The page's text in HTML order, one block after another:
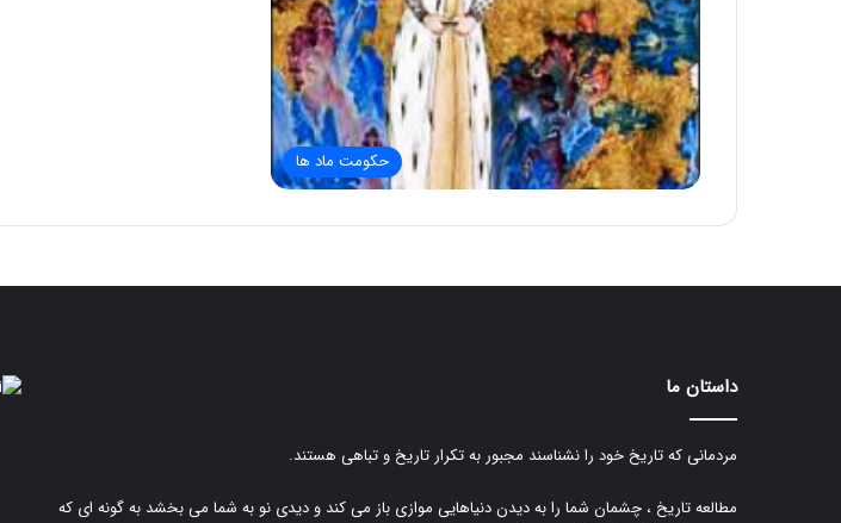
حکومت ماد ها
داستان ما
مردمانی که تاریخ خود را نشناسند مجبور به تکرار تاریخ و تباهی هستند.
مطالعه تاریخ ، چشمان شما را به دیدن دنیاهایی موازی باز می کند و دیدی نو به شما می بخشد به گونه ای که